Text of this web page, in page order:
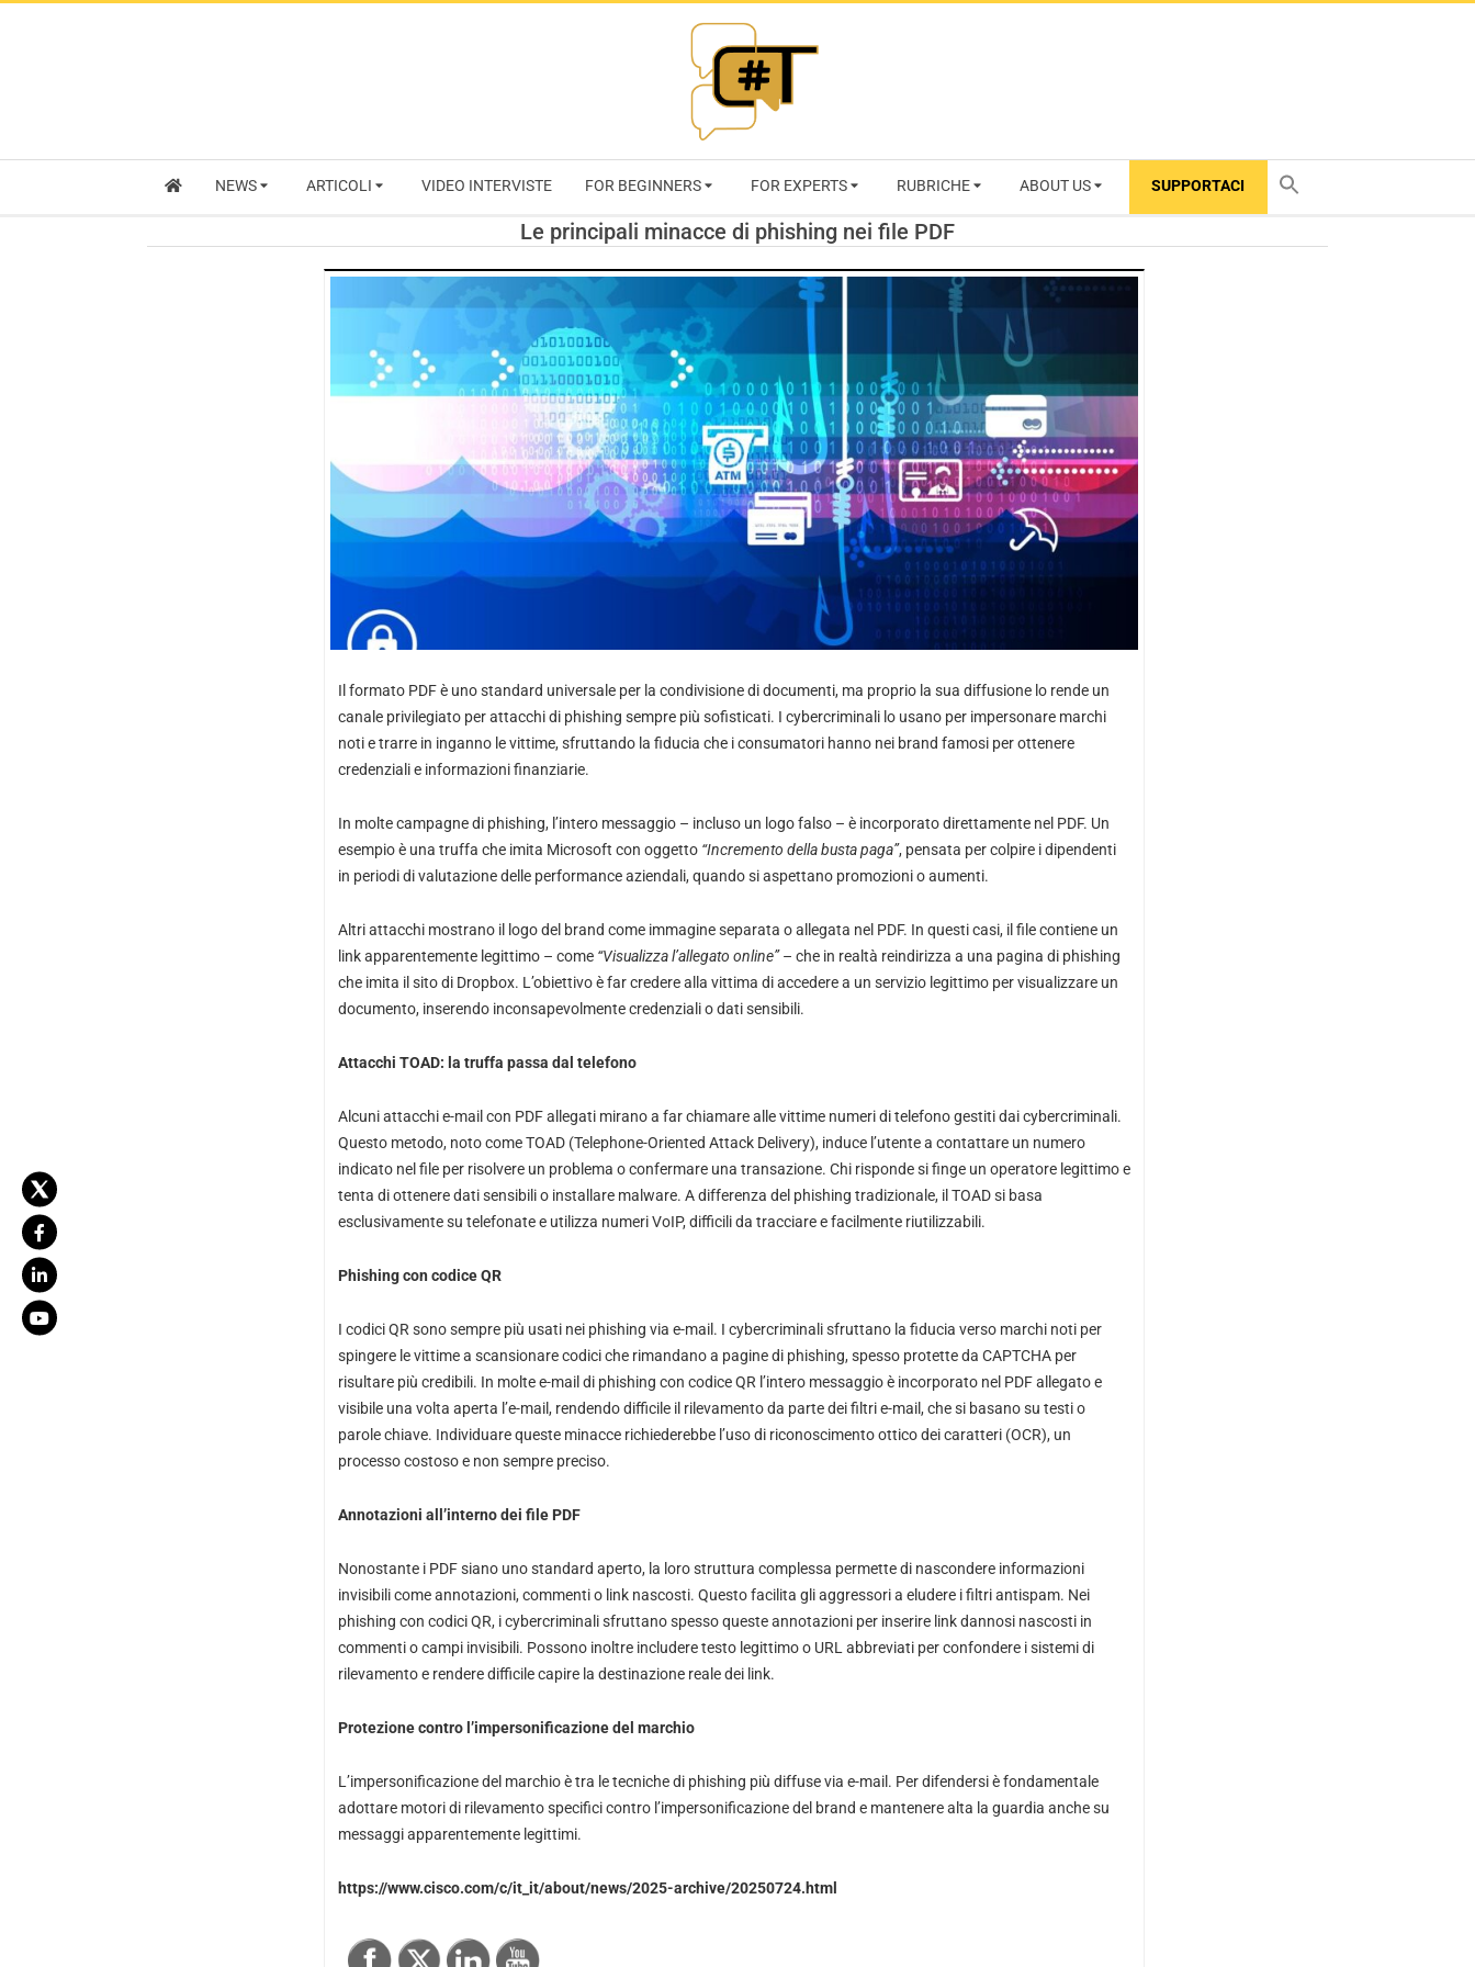
RIVISTA
CYBERSECURITY
TRENDS
NEWS ARTICOLI VIDEO INTERVISTE FOR BEGINNERS FOR EXPERTS RUBRICHE ABOUT US SUPPORTACI
Le principali minacce di phishing nei file PDF
Il formato PDF è uno standard universale per la condivisione di documenti, ma proprio la sua diffusione lo rende un
canale privilegiato per attacchi di phishing sempre più sofisticati. I cybercriminali lo usano per impersonare marchi
noti e trarre in inganno le vittime, sfruttando la fiducia che i consumatori hanno nei brand famosi per ottenere
credenziali e informazioni finanziarie.
In molte campagne di phishing, l’intero messaggio – incluso un logo falso – è incorporato direttamente nel PDF. Un
esempio è una truffa che imita Microsoft con oggetto “Incremento della busta paga”, pensata per colpire i dipendenti
in periodi di valutazione delle performance aziendali, quando si aspettano promozioni o aumenti.
Altri attacchi mostrano il logo del brand come immagine separata o allegata nel PDF. In questi casi, il file contiene un
link apparentemente legittimo – come “Visualizza l’allegato online”– che in realtà reindirizza a una pagina di phishing
che imita il sito di Dropbox. L’obiettivo è far credere alla vittima di accedere a un servizio legittimo per visualizzare un
documento, inserendo inconsapevolmente credenziali o dati sensibili.
Attacchi TOAD: la truffa passa dal telefono
Alcuni attacchi e-mail con PDF allegati mirano a far chiamare alle vittime numeri di telefono gestiti dai cybercriminali.
Questo metodo, noto come TOAD (Telephone-Oriented Attack Delivery), induce l’utente a contattare un numero
indicato nel file per risolvere un problema o confermare una transazione. Chi risponde si finge un operatore legittimo e
tenta di ottenere dati sensibili o installare malware. A differenza del phishing tradizionale, il TOAD si basa
esclusivamente su telefonate e utilizza numeri VoIP, difficili da tracciare e facilmente riutilizzabili.
Phishing con codice QR
I codici QR sono sempre più usati nei phishing via e-mail. I cybercriminali sfruttano la fiducia verso marchi noti per
spingere le vittime a scansionare codici che rimandano a pagine di phishing, spesso protette da CAPTCHA per
risultare più credibili. In molte e-mail di phishing con codice QR l’intero messaggio è incorporato nel PDF allegato e
visibile una volta aperta l’e-mail, rendendo difficile il rilevamento da parte dei filtri e-mail, che si basano su testi o
parole chiave. Individuare queste minacce richiederebbe l’uso di riconoscimento ottico dei caratteri (OCR), un
processo costoso e non sempre preciso.
Annotazioni all’interno dei file PDF
Nonostante i PDF siano uno standard aperto, la loro struttura complessa permette di nascondere informazioni
invisibili come annotazioni, commenti o link nascosti. Questo facilita gli aggressori a eludere i filtri antispam. Nei
phishing con codici QR, i cybercriminali sfruttano spesso queste annotazioni per inserire link dannosi nascosti in
commenti o campi invisibili. Possono inoltre includere testo legittimo o URL abbreviati per confondere i sistemi di
rilevamento e rendere difficile capire la destinazione reale dei link.
Protezione contro l’impersonificazione del marchio
L’impersonificazione del marchio è tra le tecniche di phishing più diffuse via e-mail. Per difendersi è fondamentale
adottare motori di rilevamento specifici contro l’impersonificazione del brand e mantenere alta la guardia anche su
messaggi apparentemente legittimi.
https://www.cisco.com/c/it_it/about/news/2025-archive/20250724.html